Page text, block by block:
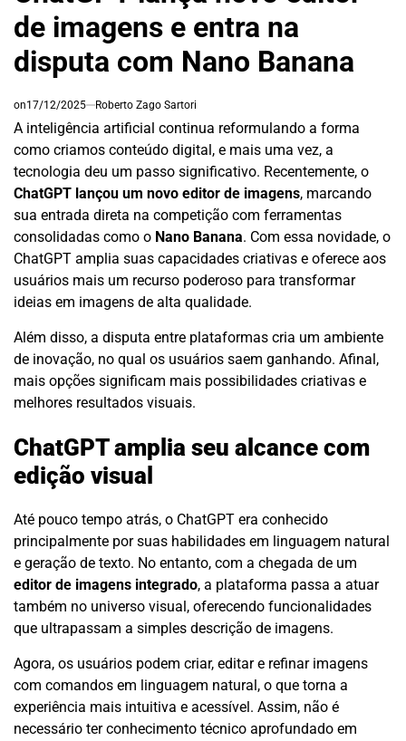
de imagens e entra na
disputa com Nano Banana
on17/12/2025 Roberto Zago Sartori
A inteligência artificial continua reformulando a forma
como criamos conteúdo digital, e mais uma vez, a
tecnologia deu um passo significativo. Recentemente, o
ChatGPT lançou um novo editor de imagens, marcando
sua entrada direta na competição com ferramentas
consolidadas como o Nano Banana. Com essa novidade, o
ChatGPT amplia suas capacidades criativas e oferece aos
usuários mais um recurso poderoso para transformar
ideias em imagens de alta qualidade.
Além disso, a disputa entre plataformas cria um ambiente
de inovação, no qual os usuários saem ganhando. Afinal,
mais opções significam mais possibilidades criativas e
melhores resultados visuais.
ChatGPT amplia seu alcance com
edição visual
Até pouco tempo atrás, o ChatGPT era conhecido
principalmente por suas habilidades em linguagem natural
e geração de texto. No entanto, com a chegada de um
editor de imagens integrado, a plataforma passa a atuar
também no universo visual, oferecendo funcionalidades
que ultrapassam a simples descrição de imagens.
Agora, os usuários podem criar, editar e refinar imagens
com comandos em linguagem natural, o que torna a
experiência mais intuitiva e acessível. Assim, não é
necessário ter conhecimento técnico aprofundado em